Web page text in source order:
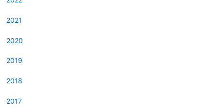
2021
2020
2019
2018
2017